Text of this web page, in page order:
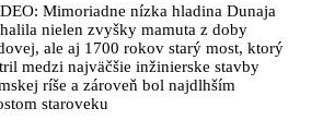
Mimoriadne nízka hladina Dunaja
nielen zvyšky mamuta z doby
ale aj 1700 rokov starý most, ktorý
medzi najväčšie inžinierske stavby
ríše a zároveň bol najdlhším
staroveku